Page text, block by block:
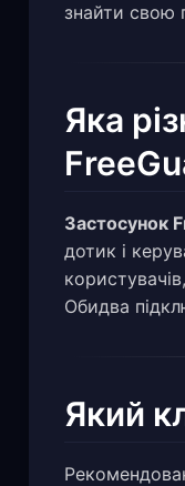
знайти свою
Яка
Застосунок
дотик і
Обидва
Який